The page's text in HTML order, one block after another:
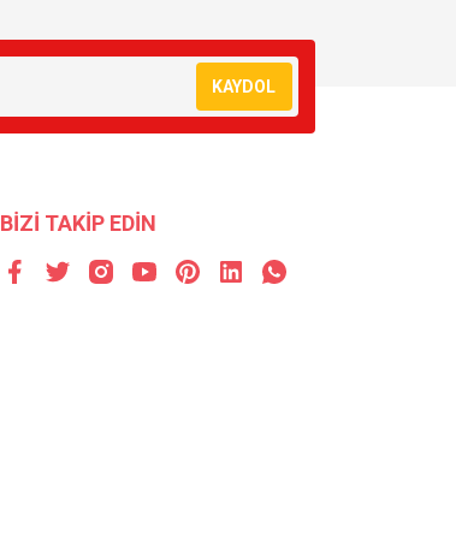
KAYDOL
BİZİ TAKİP EDİN